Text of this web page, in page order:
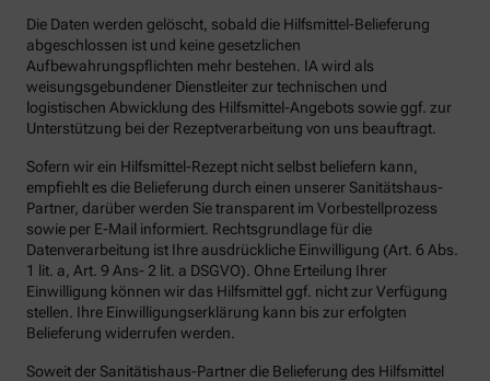
Die Daten werden gelöscht, sobald die Hilfsmittel-Belieferung
abgeschlossen ist und keine gesetzlichen
Aufbewahrungspflichten mehr bestehen. IA wird als
weisungsgebundener Dienstleiter zur technischen und
logistischen Abwicklung des Hilfsmittel-Angebots sowie ggf. zur
Unterstützung bei der Rezeptverarbeitung von uns beauftragt.
Sofern wir ein Hilfsmittel-Rezept nicht selbst beliefern kann,
empfiehlt es die Belieferung durch einen unserer Sanitätshaus-
Partner, darüber werden Sie transparent im Vorbestellprozess
sowie per E-Mail informiert. Rechtsgrundlage für die
Datenverarbeitung ist Ihre ausdrückliche Einwilligung (Art. 6 Abs.
1 lit. a, Art. 9 Ans- 2 lit. a DSGVO). Ohne Erteilung Ihrer
Einwilligung können wir das Hilfsmittel ggf. nicht zur Verfügung
stellen. Ihre Einwilligungserklärung kann bis zur erfolgten
Belieferung widerrufen werden.
Soweit der Sanitätishaus-Partner die Belieferung des Hilfsmittel